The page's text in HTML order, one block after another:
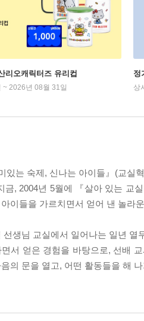
리오캐릭터즈 유리컵
2026년 08월 31일
정
상
있는 숙제, 신나는 아이들』(교실
금, 2004년 5월에 『살아 있는 교
이들을 가르치면서 얻어 낸 놀라
선생님 교실에서 일어나는 일년 열
서 얻은 경험을 바탕으로, 선배
의 문을 열고, 어떤 활동들을 해